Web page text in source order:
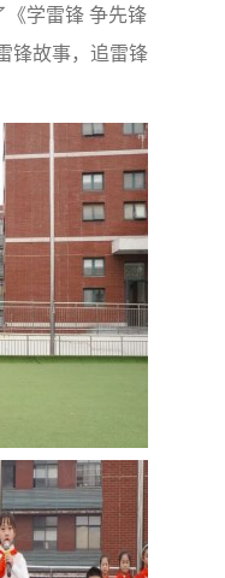
学雷锋 争先锋
锋故事，追雷锋